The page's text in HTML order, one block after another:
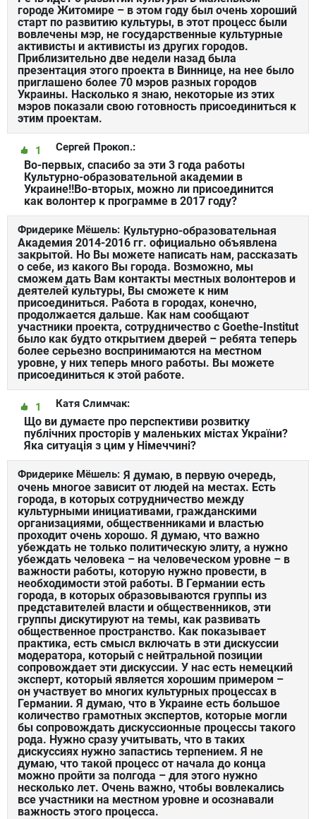
городе Житомире – в этом году был очень хороший
старт по развитию культуры, в этот процесс были
вовлечены мэр, не государственные культурные
активисты и активисты из других городов.
Приблизительно две недели назад была
презентация этого проекта в Виннице, на нее было
приглашено более 70 мэров разных городов
Украины. Насколько я знаю, некоторые из этих
мэров показали свою готовность присоединиться к
этим проектам.
Сергей Прокоп.:
1
Во-первых, спасибо за эти 3 года работы
Культурно-образовательной академии в
Украине!!Во-вторых, можно ли присоединится
как волонтер к программе в 2017 году?
Фридерике Мёшель: Культурно-образовательная
Академия 2014-2016 гг. официально объявлена
закрытой. Но Вы можете написать нам, рассказать
о себе, из какого Вы города. Возможно, мы
сможем дать Вам контакты местных волонтеров и
деятелей культуры, Вы сможете к ним
присоединиться. Работа в городах, конечно,
продолжается дальше. Как нам сообщают
участники проекта, сотрудничество с Goethe-Institut
было как будто открытием дверей – ребята теперь
более серьезно воспринимаются на местном
уровне, у них теперь много работы. Вы можете
присоединиться к этой работе.
Катя Слимчак:
1
Що ви думаєте про перспективи розвитку
публічних просторів у маленьких містах України?
Яка ситуація з цим у Німеччині?
Фридерике Мёшель: Я думаю, в первую очередь,
очень многое зависит от людей на местах. Есть
города, в которых сотрудничество между
культурными инициативами, гражданскими
организациями, общественниками и властью
проходит очень хорошо. Я думаю, что важно
убеждать не только политическую элиту, а нужно
убеждать человека – на человеческом уровне – в
важности работы, которую нужно провести, в
необходимости этой работы. В Германии есть
города, в которых образовываются группы из
представителей власти и общественников, эти
группы дискутируют на темы, как развивать
общественное пространство. Как показывает
практика, есть смысл включать в эти дискуссии
модератора, который с нейтральной позиции
сопровождает эти дискуссии. У нас есть немецкий
эксперт, который является хорошим примером –
он участвует во многих культурных процессах в
Германии. Я думаю, что в Украине есть большое
количество грамотных экспертов, которые могли
бы сопровождать дискуссионные процессы такого
рода. Нужно сразу учитывать, что в таких
дискуссиях нужно запастись терпением. Я не
думаю, что такой процесс от начала до конца
можно пройти за полгода – для этого нужно
несколько лет. Очень важно, чтобы вовлекались
все участники на местном уровне и осознавали
важность этого процесса.